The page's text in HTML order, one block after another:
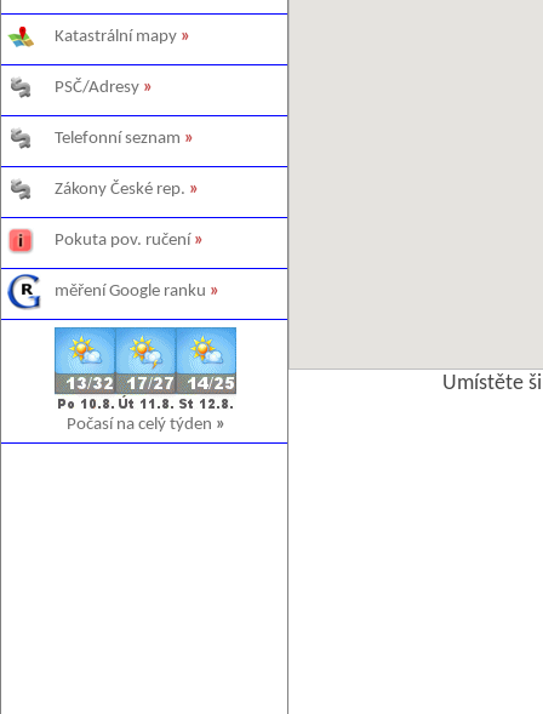
Katastrální mapy »
PSČ/Adresy »
Telefonní seznam »
Zákony České rep. »
Pokuta pov. ručení »
měření Google ranku »
Počasí na celý týden »
Umístěte